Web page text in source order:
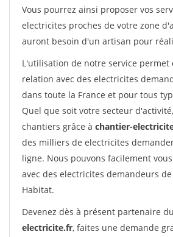
Vous pourrez ainsi proposer vos
electricites proches de votre zone
auront besoin d'un artisan pour
L'utilisation de notre service permet
relation avec des electricites
dans toute la France et pour tous
Quel que soit votre secteur
chantiers grâce à chantier-
des milliers de electricites
ligne. Nous pouvons facilement
avec des electricites demandeurs
Habitat.
Devenez dès à présent partenaire
electricite.fr, faites une demande